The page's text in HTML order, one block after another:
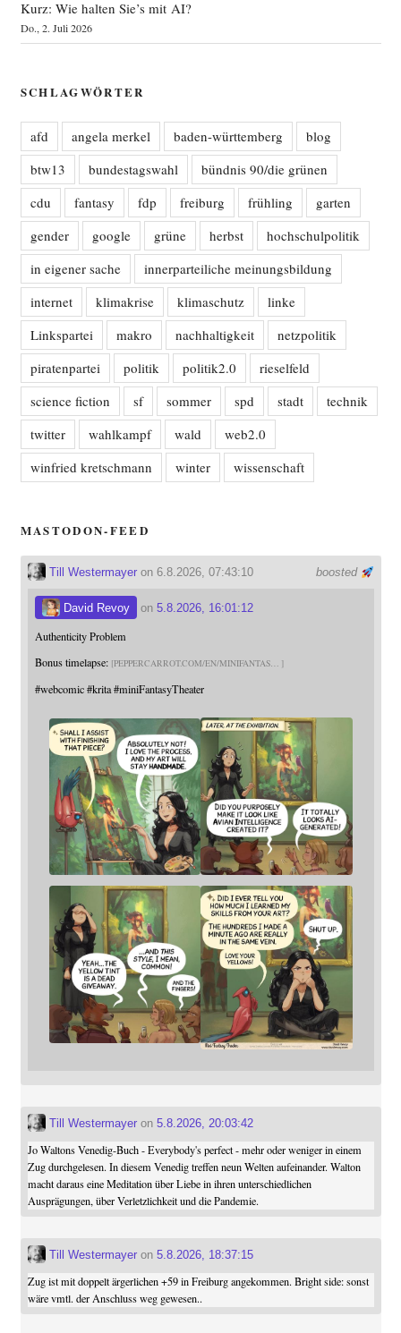
Kurz: Wie halten Sie’s mit AI?
Do., 2. Juli 2026
SCHLAGWÖRTER
afd angela merkel baden-württemberg
blog
btw13
bundestagswahl
bündnis 90/die grünen
cdu
fantasy fdp freiburg frühling
garten
gender
google grüne herbst
hochschulpolitik
in eigener sache
innerparteiliche meinungsbildung
internet
klimakrise klimaschutz
linke
Linkspartei
makro nachhaltigkeit
netzpolitik
piratenpartei
politik politik2.0
rieselfeld
science fiction
sf sommer spd stadt
technik
twitter
wahlkampf wald
web2.0
winfried kretschmann
winter wissenschaft
MASTODON-FEED
boosted
Till Westermayeron 6.8.2026, 07:43:10
David Revoy on 5.8.2026, 16:01:12
Authenticity Problem
Bonus timelapse: PEPPERCARROT.COM/EN/MINIFANTAS
#webcomic #krita #miniFantasyTheater
Till Westermayeron 5.8.2026, 20:03:42
Jo Waltons Venedig-Buch - Everybody's perfect - mehr oder weniger in einem
Zug durchgelesen. In diesem Venedig treffen neun Welten aufeinander. Walton
macht daraus eine Meditation über Liebe in ihren unterschiedlichen
Ausprägungen, über Verletzlichkeit und die Pandemie.
Till Westermayeron 5.8.2026, 18:37:15
Zug ist mit doppelt ärgerlichen +59 in Freiburg angekommen. Bright side: sonst
wäre vmtl. der Anschluss weg gewesen..